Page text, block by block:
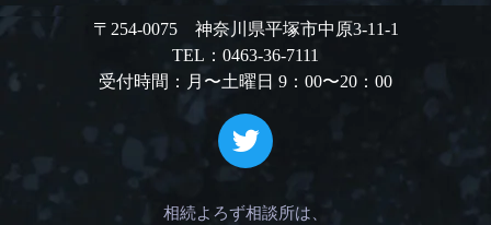
〒254-0075 神奈川県平塚市中原3-11-1
TEL：0463-36-7111
受付時間：月〜土曜日 9：00〜20：00
相続よろず相談所は、